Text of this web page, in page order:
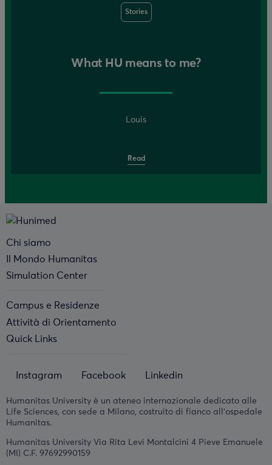
Stories
What HU means to me?
Louis
Read
Humanitas University è un ateneo internazionale dedicato alle
Life Sciences, con sede a Milano, costruito di fianco all'ospedale
Humanitas.
Humanitas University Via Rita Levi Montalcini 4 Pieve Emanuele
(MI) C.F. 97692990159
Chi siamo
Il Mondo Humanitas
Simulation Center
Campus e Residenze
Attività di Orientamento
Quick Links
Instagram Facebook Linkedin